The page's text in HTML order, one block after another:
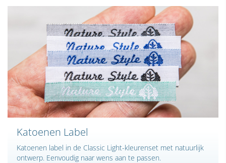
Katoenen Label
Katoenen label in de Classic Light-kleurenset met natuurlijk
ontwerp. Eenvoudig naar wens aan te passen.